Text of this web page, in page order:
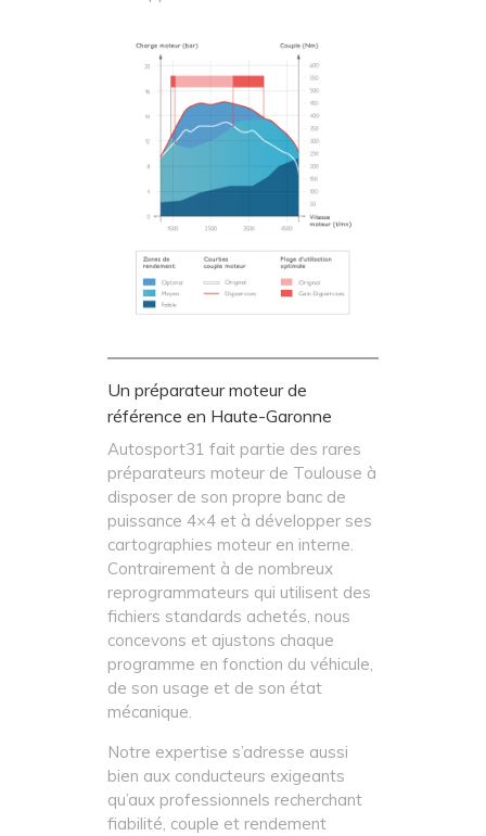
Un préparateur moteur de
référence en Haute-Garonne
Autosport31 fait partie des rares
préparateurs moteur de Toulouse à
disposer de son propre banc de
puissance 4×4 et à développer ses
cartographies moteur en interne.
Contrairement à de nombreux
reprogrammateurs qui utilisent des
fichiers standards achetés, nous
concevons et ajustons chaque
programme en fonction du véhicule,
de son usage et de son état
mécanique.
Notre expertise s’adresse aussi
bien aux conducteurs exigeants
qu’aux professionnels recherchant
fiabilité, couple et rendement